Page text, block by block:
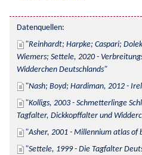
Datenquellen:
Reinhardt; Harpke; Caspari;
Wiemers; Settele, 2020 -
Widderchen Deutschlands
Nash; Boyd; Hardiman, 2012 -
Kolligs, 2003 - Schmetterlinge
Tagfalter, Dickkopffalter und
Asher, 2001 - Millennium atlas
Settele, 1999 - Die Tagfalter